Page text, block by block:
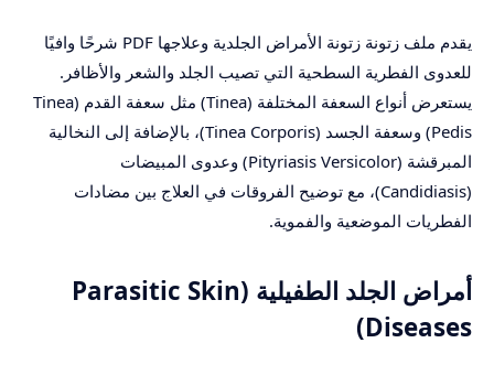
يقدم ملف زتونة زتونة الأمراض الجلدية وعلاجها PDF شرحًا وافيًا
للعدوى الفطرية السطحية التي تصيب الجلد والشعر والأظافر.
يستعرض أنواع السعفة المختلفة (Tinea) مثل سعفة القدم (Tinea
Pedis) وسعفة الجسد (Tinea Corporis)، بالإضافة إلى النخالية
المبرقشة (Pityriasis Versicolor) وعدوى المبيضات
(Candidiasis)، مع توضيح الفروقات في العلاج بين مضادات
الفطريات الموضعية والفموية.
أمراض الجلد الطفيلية (Parasitic Skin
Diseases)